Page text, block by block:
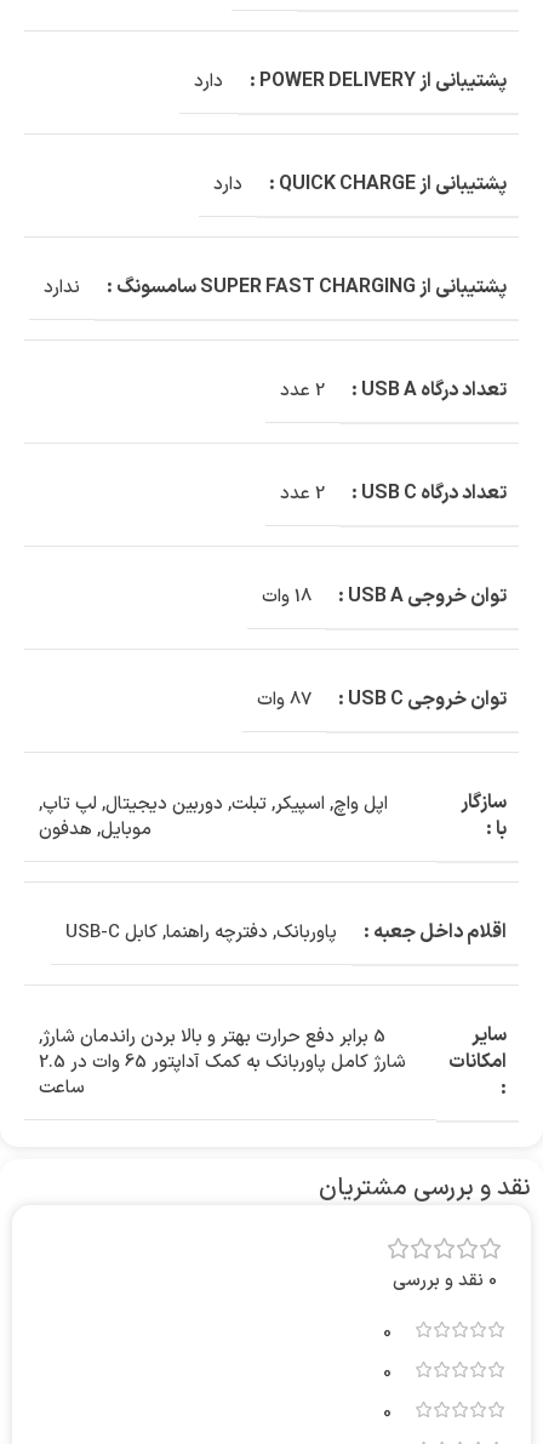
پشتیبانی از POWER DELIVERY : دارد
پشتیبانی از QUICK CHARGE : دارد
پشتیبانی از SUPER FAST CHARGING سامسونگ : ندارد
تعداد درگاه USB A : 2 عدد
تعداد درگاه USB C : 2 عدد
توان خروجی USB A : 18 وات
توان خروجی USB C : 87 وات
سازگار
با :
اپل واچ, اسپیکر,تبلت, دوربین دیجیتال, لپ تاپ,
موبایل, هدفون
اقلام داخل جعبه : پاوربانک, دفترچه راهنما,کابل USB-C
سایر
امکانات
:
5 برابر دفع حرارت بهتر و بالا بردن راندمان شارژ
,
شارژ کامل پاوربانک به کمک آداپتور 65 وات در 2.5
ساعت
نقد و بررسی مشتریان
0 نقد و بررسی
0
0
0